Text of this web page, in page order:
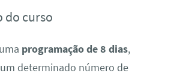
do curso
programação de 8 dias,
determinado número de